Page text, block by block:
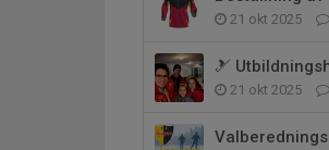
21 okt 2025
🎿
21 okt 2025